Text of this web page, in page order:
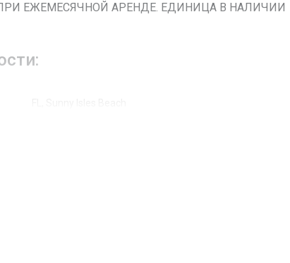
ЕЖЕМЕСЯЧНОЙ АРЕНДЕ. ЕДИНИЦА В НАЛИЧИИ